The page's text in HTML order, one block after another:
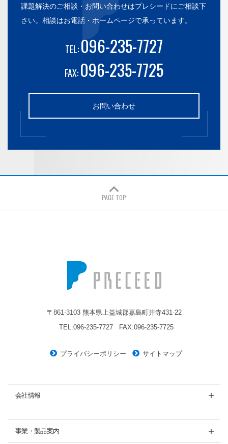
課題解決のご相談・お問い合わせはプレシードにご相談下
さい。 相談はお電話・ホームページで承っています。
TEL:096-235-7727
FAX:096-235-7725
お問い合わせ
PAGE TOP
〒861-3103 熊本県上益城郡嘉島町井寺431-22
TEL:096-235-7727
FAX:096-235-7725
プライバシーポリシー サイトマップ
会社情報
事業・製品案内